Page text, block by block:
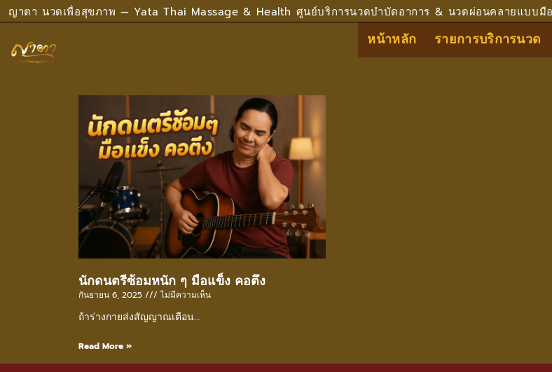
ญาตา นวดเพื่อสุขภาพ — Yata Thai Massage & Health ศูนย์บริการนวดบำบัดอาการ & นวดผ่อนคลายแบบมื
หน้าหลัก รายการบริการนวด
นักดนตรีซ้อมหนัก ๆ มือแข็ง คอตึง
กันยายน 6, 2025 ไม่มีความเห็น
ถ้าร่างกายส่งสัญญาณเตือน…
Read More »